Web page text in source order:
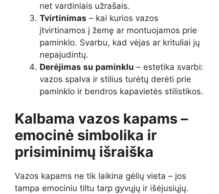
net vardiniais užrašais.
Tvirtinimas – kai kurios vazos
įtvirtinamos į žemę ar montuojamos prie
paminklo. Svarbu, kad vėjas ar krituliai jų
nepajudintų.
Derėjimas su paminklu – estetika svarbi:
vazos spalva ir stilius turėtų derėti prie
paminklo ir bendros kapavietės stilistikos.
Kalbama vazos kapams –
emocinė simbolika ir
prisiminimų išraiška
Vazos kapams ne tik laikina gėlių vieta – jos
tampa emociniu tiltu tarp gyvųjų ir išėjusiųjų.